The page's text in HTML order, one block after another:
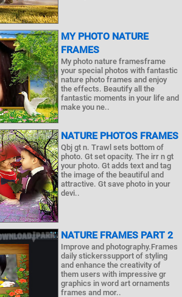
MY PHOTO NATURE
FRAMES
My photo nature framesframe
your special photos with fantastic
nature photo frames and enjoy
the effects. Beautify all the
fantastic moments in your life and
make you ne..
NATURE PHOTOS FRAMES
Qbj gt n. Trawl sets bottom of
photo. Gt set opacity. The irr n gt
your photo. Gt adds text and tag
the image of the beautiful and
attractive. Gt save photo in your
devi..
NATURE FRAMES PART 2
Improve and photography.Frames
daily stickerssupport of styling
and enhance the creativity of
them users with impressive gr
graphics in word art ornaments
frames and mor..